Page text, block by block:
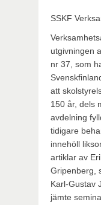
SSKF
utgivningen
nr 37, som
att
150 år, dels
avdelning
tidigare
innehöll
artiklar av
Gripenberg,
Karl-Gustav
jämte